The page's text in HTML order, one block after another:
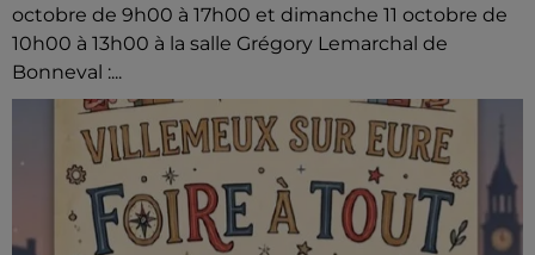
octobre de 9h00 à 17h00 et dimanche 11 octobre de
10h00 à 13h00 à la salle Grégory Lemarchal de
Bonneval :...